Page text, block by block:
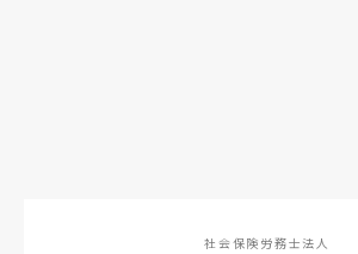
社会保険労務士法人